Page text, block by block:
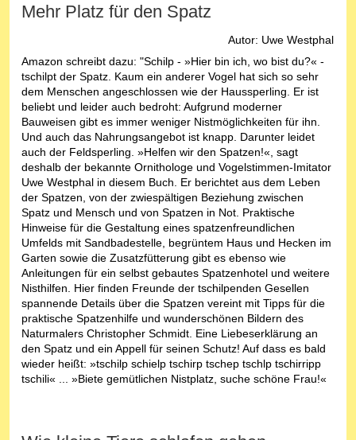
Mehr Platz für den Spatz
Autor: Uwe Westphal
Amazon schreibt dazu: "Schilp - »Hier bin ich, wo bist du?« -
tschilpt der Spatz. Kaum ein anderer Vogel hat sich so sehr
dem Menschen angeschlossen wie der Haussperling. Er ist
beliebt und leider auch bedroht: Aufgrund moderner
Bauweisen gibt es immer weniger Nistmöglichkeiten für ihn.
Und auch das Nahrungsangebot ist knapp. Darunter leidet
auch der Feldsperling. »Helfen wir den Spatzen!«, sagt
deshalb der bekannte Ornithologe und Vogelstimmen-Imitator
Uwe Westphal in diesem Buch. Er berichtet aus dem Leben
der Spatzen, von der zwiespältigen Beziehung zwischen
Spatz und Mensch und von Spatzen in Not. Praktische
Hinweise für die Gestaltung eines spatzenfreundlichen
Umfelds mit Sandbadestelle, begrüntem Haus und Hecken im
Garten sowie die Zusatzfütterung gibt es ebenso wie
Anleitungen für ein selbst gebautes Spatzenhotel und weitere
Nisthilfen. Hier finden Freunde der tschilpenden Gesellen
spannende Details über die Spatzen vereint mit Tipps für die
praktische Spatzenhilfe und wunderschönen Bildern des
Naturmalers Christopher Schmidt. Eine Liebeserklärung an
den Spatz und ein Appell für seinen Schutz! Auf dass es bald
wieder heißt: »tschilp schielp tschirp tschep tschlp tschirripp
tschili« ... »Biete gemütlichen Nistplatz, suche schöne Frau!«